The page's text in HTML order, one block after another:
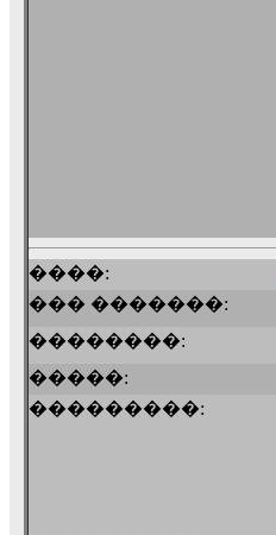
����:
��� �������:
��������:
�����:
���������: